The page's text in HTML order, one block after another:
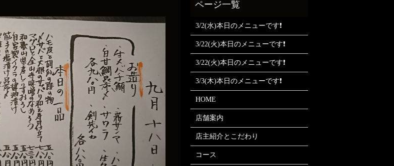
3/2(水)本日のメニューです❗
3/22(火)本日のメニューです❗
3/22(火)本日のメニューです❗
3/3(木)本日のメニューです❗
HOME
店舗案内
店主紹介とこだわり
コース